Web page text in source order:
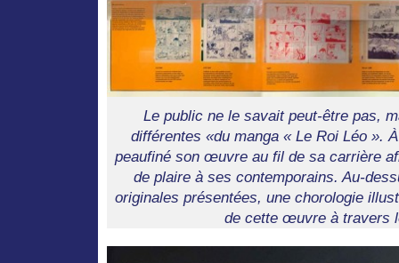
Le public ne le savait peut-être pas,
différentes «du manga « Le Roi Léo ».
peaufiné son œuvre au fil de sa carrière
de plaire à ses contemporains. Au-
originales présentées, une chorologie
de cette œuvre à travers